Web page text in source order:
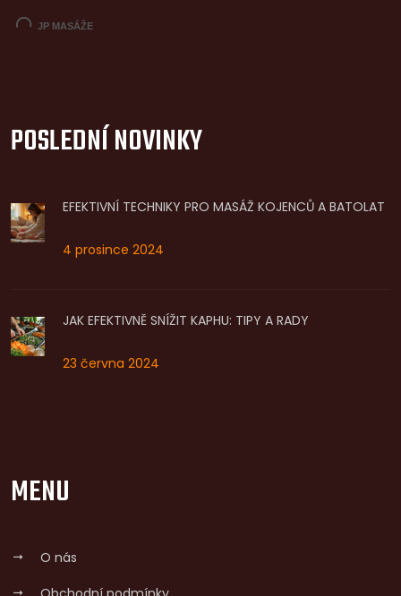
POSLEDNÍ NOVINKY
EFEKTIVNÍ TECHNIKY PRO MASÁŽ KOJENCŮ A BATOLAT
4 prosince 2024
JAK EFEKTIVNĚ SNÍŽIT KAPHU: TIPY A RADY
23 června 2024
MENU
O nás